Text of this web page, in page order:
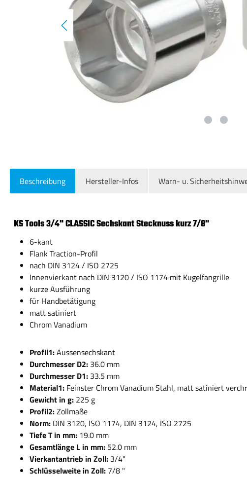
Beschreibung Hersteller-Infos Warn- u.
KS Tools 3/4" CLASSIC Sechskant Stecknuss kurz 7/8"
6-kant
Flank Traction-Profil
nach DIN 3124 / ISO 2725
Innenvierkant nach DIN 3120 / ISO 1174 mit Kugelfangrille
kurze Ausführung
für Handbetätigung
matt satiniert
Chrom Vanadium
Profil1:Aussensechskant
Durchmesser D2: 36.0 mm
Durchmesser D1: 33.5 mm
Material1: Feinster Chrom Vanadium Stahl, matt satiniert
Gewicht in g: 225 g
Profil2:Zollmaße
Norm: DIN 3120, ISO 1174, DIN 3124, ISO 2725
Tiefe T in mm: 19.0 mm
Gesamtlänge L in mm: 52.0 mm
Vierkantantrieb in Zoll: 3/4"
Schlüsselweite in Zoll: 7/8 "